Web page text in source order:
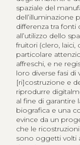
spaziale del
dell’illuminazione
differenza tra fonti
all’utilizzo dello
fruitori (clero,
particolare
affreschi, e ne
loro diverse fasi di
[ri]costruzione e
riprodurre
al fine di garantire
biografica e una
evince da un
che le
sono oggetti volti